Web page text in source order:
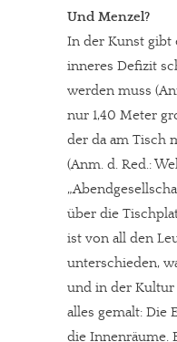
Und Menzel?
In der Kunst gibt
inneres Defizit
werden muss
nur 1,40 Meter
der da am Tisch
(Anm. d. Red.:
über die
ist von all den
unterschieden,
und in der Kultur
alles gemalt: Die
die Innenräume.